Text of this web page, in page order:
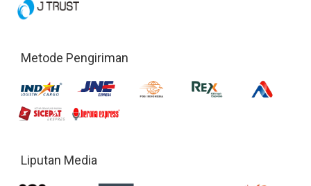
Metode Pengiriman
Liputan Media